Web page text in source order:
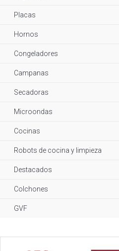
Placas
Hornos
Congeladores
Campanas
Secadoras
Microondas
Cocinas
Robots de cocina y limpieza
Destacados
Colchones
GVF